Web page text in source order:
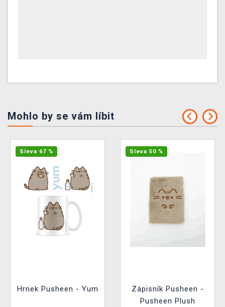
Mohlo by se vám líbit
Sleva 67 %
Hrnek Pusheen - Yum
Sleva 50 %
Zápisník Pusheen -
Pusheen Plush